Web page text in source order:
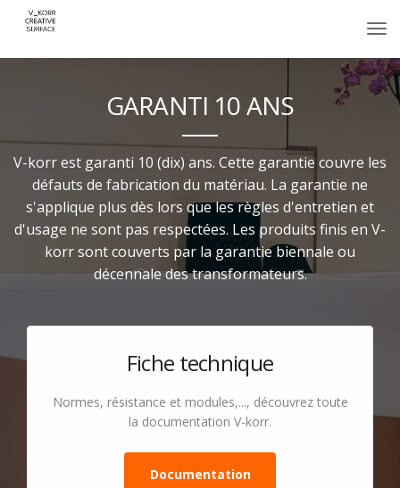
GARANTI 10 ANS
V-korr est garanti 10 (dix) ans. Cette garantie couvre les
défauts de fabrication du matériau. La garantie ne
s'applique plus dès lors que les règles d'entretien et
d'usage ne sont pas respectées. Les produits finis en V-
korr sont couverts par la garantie biennale ou
décennale des transformateurs.
Fiche technique
Normes, résistance et modules,..., découvrez toute
la documentation V-korr.
Documentation